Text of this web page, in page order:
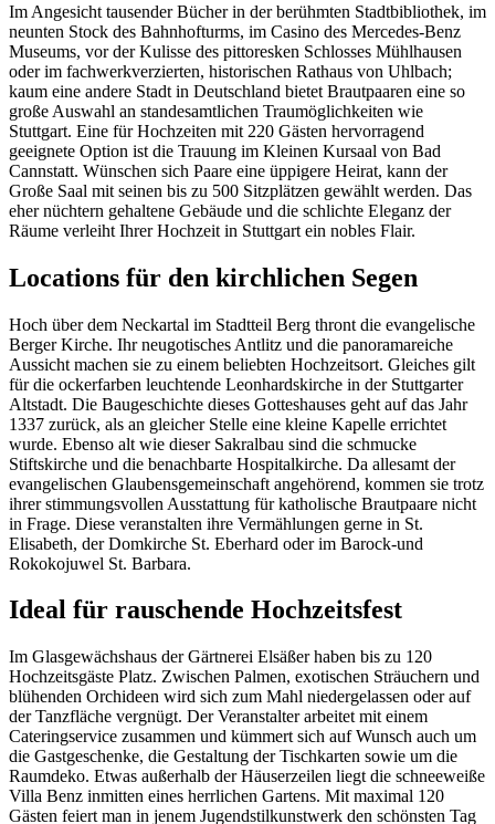
Im Angesicht tausender Bücher in der berühmten Stadtbibliothek, im
neunten Stock des Bahnhofturms, im Casino des Mercedes-Benz
Museums, vor der Kulisse des pittoresken Schlosses Mühlhausen
oder im fachwerkverzierten, historischen Rathaus von Uhlbach;
kaum eine andere Stadt in Deutschland bietet Brautpaaren eine so
große Auswahl an standesamtlichen Traumöglichkeiten wie
Stuttgart. Eine für Hochzeiten mit 220 Gästen hervorragend
geeignete Option ist die Trauung im Kleinen Kursaal von Bad
Cannstatt. Wünschen sich Paare eine üppigere Heirat, kann der
Große Saal mit seinen bis zu 500 Sitzplätzen gewählt werden. Das
eher nüchtern gehaltene Gebäude und die schlichte Eleganz der
Räume verleiht Ihrer Hochzeit in Stuttgart ein nobles Flair.
Locations für den kirchlichen Segen
Hoch über dem Neckartal im Stadtteil Berg thront die evangelische
Berger Kirche. Ihr neugotisches Antlitz und die panoramareiche
Aussicht machen sie zu einem beliebten Hochzeitsort. Gleiches gilt
für die ockerfarben leuchtende Leonhardskirche in der Stuttgarter
Altstadt. Die Baugeschichte dieses Gotteshauses geht auf das Jahr
1337 zurück, als an gleicher Stelle eine kleine Kapelle errichtet
wurde. Ebenso alt wie dieser Sakralbau sind die schmucke
Stiftskirche und die benachbarte Hospitalkirche. Da allesamt der
evangelischen Glaubensgemeinschaft angehörend, kommen sie trotz
ihrer stimmungsvollen Ausstattung für katholische Brautpaare nicht
in Frage. Diese veranstalten ihre Vermählungen gerne in St.
Elisabeth, der Domkirche St. Eberhard oder im Barock-und
Rokokojuwel St. Barbara.
Ideal für rauschende Hochzeitsfest
Im Glasgewächshaus der Gärtnerei Elsäßer haben bis zu 120
Hochzeitsgäste Platz. Zwischen Palmen, exotischen Sträuchern und
blühenden Orchideen wird sich zum Mahl niedergelassen oder auf
der Tanzfläche vergnügt. Der Veranstalter arbeitet mit einem
Cateringservice zusammen und kümmert sich auf Wunsch auch um
die Gastgeschenke, die Gestaltung der Tischkarten sowie um die
Raumdeko. Etwas außerhalb der Häuserzeilen liegt die schneeweiße
Villa Benz inmitten eines herrlichen Gartens. Mit maximal 120
Gästen feiert man in jenem Jugendstilkunstwerk den schönsten Tag